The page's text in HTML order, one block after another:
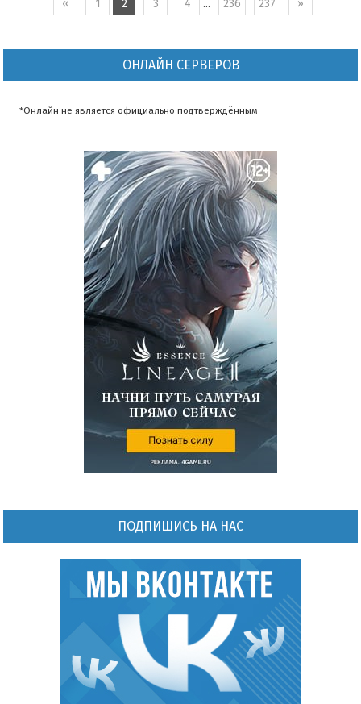
« 1 2 3 4 ... 236 237 »
ОНЛАЙН СЕРВЕРОВ
*Онлайн не является официально подтверждённым
ПОДПИШИСЬ НА НАС